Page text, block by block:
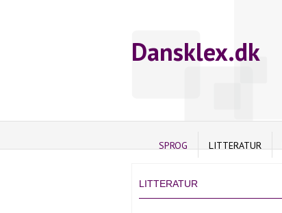
Dansklex.dk
SPROG LITTERATUR
LITTERATUR